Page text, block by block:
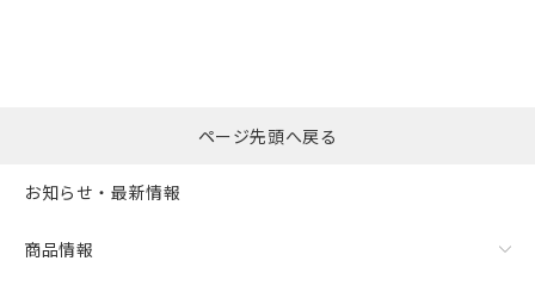
ページ先頭へ戻る
お知らせ・最新情報
商品情報